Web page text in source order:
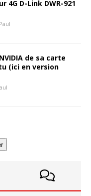
4G D-Link DWR-921
Paul
de sa carte
(ici en version